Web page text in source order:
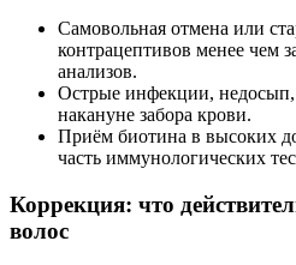
Самовольная отмена или
контрацептивов менее чем
анализов.
Острые инфекции,
накануне забора крови.
Приём биотина в высоких
часть иммунологических
Коррекция: что
волос